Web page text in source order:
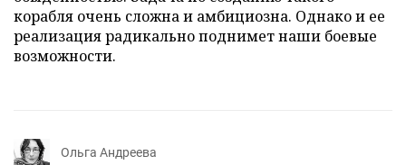
корабля очень сложна и амбициозна. Однако и ее
реализация радикально поднимет наши боевые
возможности.
Ольга Андреева